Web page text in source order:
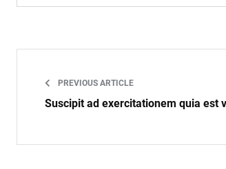
PREVIOUS ARTICLE
Suscipit ad exercitationem quia est